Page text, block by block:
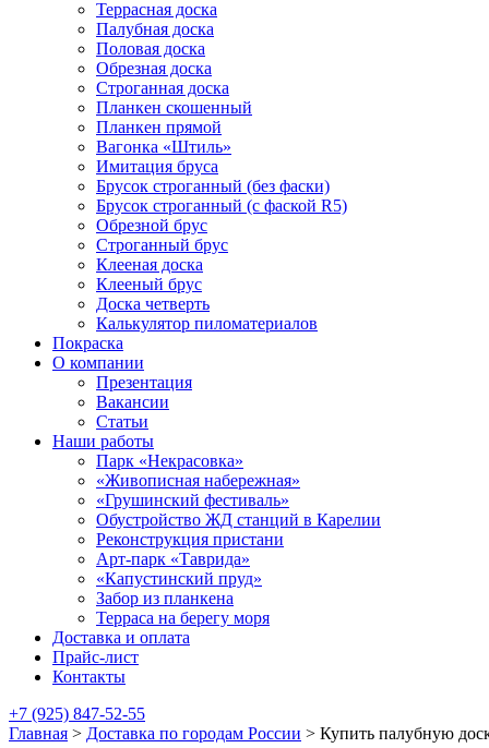
Террасная доска
Палубная доска
Половая доска
Обрезная доска
Строганная доска
Планкен скошенный
Планкен прямой
Вагонка «Штиль»
Имитация бруса
Брусок строганный (без фаски)
Брусок строганный (с фаской R5)
Обрезной брус
Строганный брус
Клееная доска
Клееный брус
Доска четверть
Калькулятор пиломатериалов
Покраска
О компании
Презентация
Вакансии
Статьи
Наши работы
Парк «Некрасовка»
«Живописная набережная»
«Грушинский фестиваль»
Обустройство ЖД станций в Карелии
Реконструкция пристани
Арт-парк «Таврида»
«Капустинский пруд»
Забор из планкена
Терраса на берегу моря
Доставка и оплата
Прайс-лист
Контакты
+7 (925) 847-52-55
Главная > Доставка по городам России > Купить палубную